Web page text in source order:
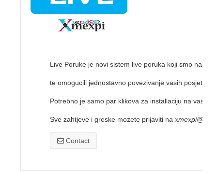
Live Poruke je novi sistem live poruka koji smo
te omogucili jednostavno povezivanje vasih
Potrebno je samo par klikova za installaciju na vas
Sve zahtjeve i greske mozete prijaviti na
Contact